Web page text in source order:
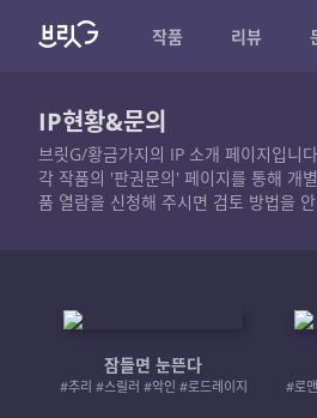
작품 리뷰
IP현황&문의
브릿G/황금가지의 IP 소개 페이지입니
각 작품의 '판권문의' 페이지를 통해 개
품 열람을 신청해 주시면 검토 방법을
잠들면 눈뜬다
#추리 #스릴러 #악인 #로드레이지